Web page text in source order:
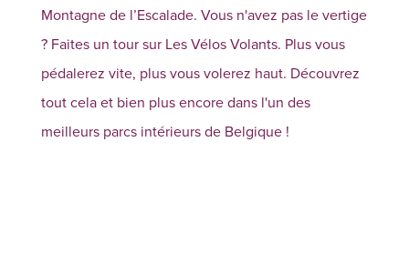
Montagne de l’Escalade. Vous n'avez pas le vertige
? Faites un tour sur Les Vélos Volants. Plus vous
pédalerez vite, plus vous volerez haut. Découvrez
tout cela et bien plus encore dans l'un des
meilleurs parcs intérieurs de Belgique !